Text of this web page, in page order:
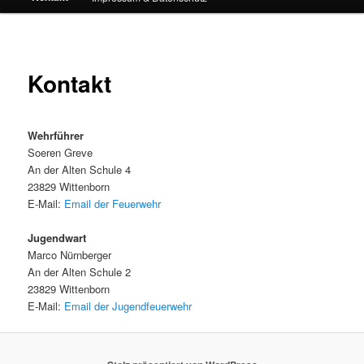
Kontakt
Wehrführer
Soeren Greve
An der Alten Schule 4
23829 Wittenborn
E-Mail: Email der Feuerwehr
Jugendwart
Marco Nürnberger
An der Alten Schule 2
23829 Wittenborn
E-Mail: Email der Jugendfeuerwehr